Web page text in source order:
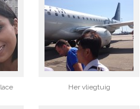
Her vliegtuig